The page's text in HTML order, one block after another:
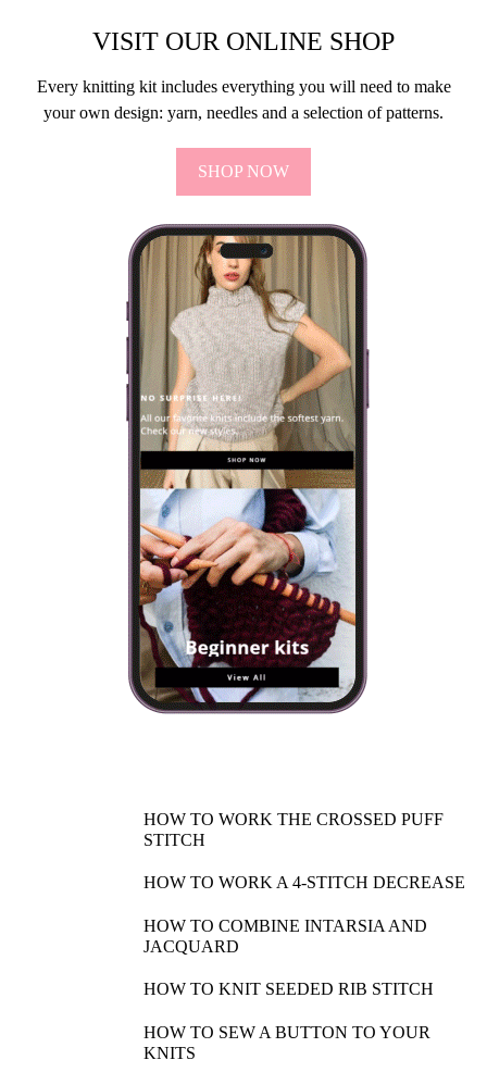
VISIT OUR ONLINE SHOP
Every knitting kit includes everything you will need to make
your own design: yarn, needles and a selection of patterns.
SHOP NOW
HOW TO WORK THE CROSSED PUFF
STITCH
HOW TO WORK A 4-STITCH DECREASE
HOW TO COMBINE INTARSIA AND
JACQUARD
HOW TO KNIT SEEDED RIB STITCH
HOW TO SEW A BUTTON TO YOUR
KNITS